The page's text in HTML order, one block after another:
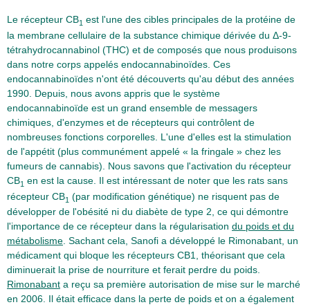
Le récepteur CB1 est l'une des cibles principales de la protéine de
la membrane cellulaire de la substance chimique dérivée du Δ-9-
tétrahydrocannabinol (THC) et de composés que nous produisons
dans notre corps appelés endocannabinoïdes. Ces
endocannabinoïdes n'ont été découverts qu'au début des années
1990. Depuis, nous avons appris que le système
endocannabinoïde est un grand ensemble de messagers
chimiques, d'enzymes et de récepteurs qui contrôlent de
nombreuses fonctions corporelles. L'une d'elles est la stimulation
de l'appétit (plus communément appelé « la fringale » chez les
fumeurs de cannabis). Nous savons que l'activation du récepteur
CB1 en est la cause. Il est intéressant de noter que les rats sans
récepteur CB1 (par modification génétique) ne risquent pas de
développer de l'obésité ni du diabète de type 2, ce qui démontre
l'importance de ce récepteur dans la régularisation du poids et du
métabolisme. Sachant cela, Sanofi a développé le Rimonabant, un
médicament qui bloque les récepteurs CB1, théorisant que cela
diminuerait la prise de nourriture et ferait perdre du poids.
Rimonabant a reçu sa première autorisation de mise sur le marché
en 2006. Il était efficace dans la perte de poids et on a également